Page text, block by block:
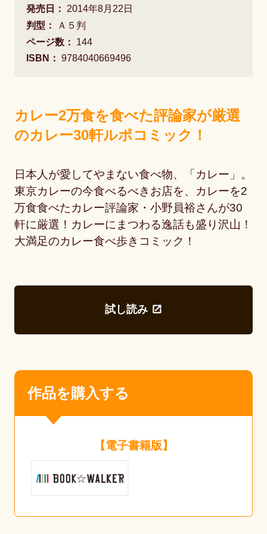
発売日： 2014年8月22日
判型：
Ａ５判
ページ数：
144
ISBN： 9784040669496
カレー2万食を食べた評論家が厳選
のカレー30軒ルポコミック！
日本人が愛してやまない食べ物、「カレー」。
東京カレーの今食べるべきお店を、カレーを2
万食食べたカレー評論家・小野員裕さんが30
軒に厳選！カレーにまつわる逸話も盛り沢山！
大満足のカレー食べ歩きコミック！
試し読み
作品を購入する
【電子書籍版】